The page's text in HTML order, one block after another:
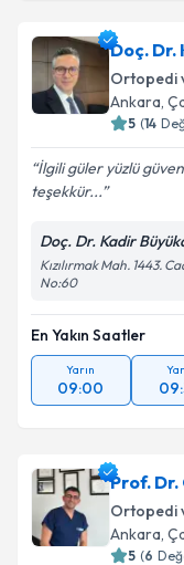
Doç. Dr.
Ortopedi
Ankara,
5 (14
İlgili güler yüzlü
teşekkür...
Doç. Dr. Kadir
Kızılırmak Mah. 1443.
No:60
En Yakın Saatler
Yarın
09:00
Prof. Dr.
Ortopedi
Ankara,
5 (6